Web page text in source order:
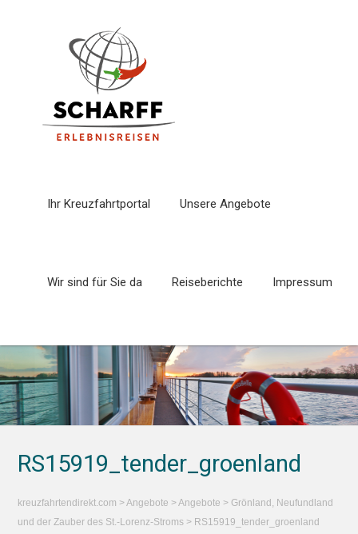
Ihr Kreuzfahrtportal Unsere Angebote
Wir sind für Sie da Reiseberichte Impressum
RS15919_tender_groenland
kreuzfahrtendirekt.com >Angebote >Angebote >Grönland, Neufundland
und der Zauber des St.-Lorenz-Stroms > RS15919_tender_groenland